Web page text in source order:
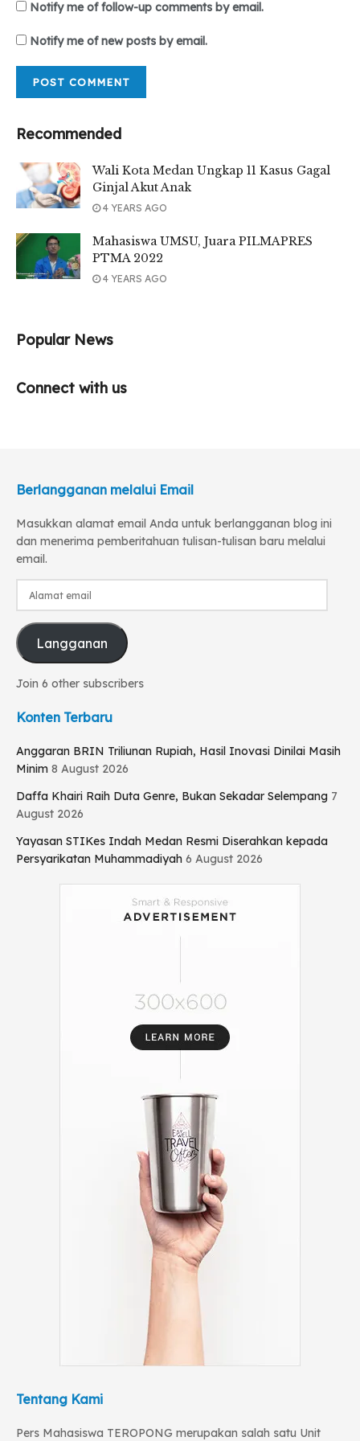
Notify me of follow-up comments by email.
Notify me of new posts by email.
Recommended
Wali Kota Medan Ungkap 11 Kasus Gagal
Ginjal Akut Anak
4 YEARS AGO
Mahasiswa UMSU, Juara PILMAPRES
PTMA 2022
4 YEARS AGO
Popular News
Connect with us
Berlangganan melalui Email
Masukkan alamat email Anda untuk berlangganan blog ini
dan menerima pemberitahuan tulisan-tulisan baru melalui
email.
Langganan
Join 6 other subscribers
Konten Terbaru
Anggaran BRIN Triliunan Rupiah, Hasil Inovasi Dinilai Masih
Minim 8 August 2026
Daffa Khairi Raih Duta Genre, Bukan Sekadar Selempang 7
August 2026
Yayasan STIKes Indah Medan Resmi Diserahkan kepada
Persyarikatan Muhammadiyah 6 August 2026
Tentang Kami
Pers Mahasiswa TEROPONG merupakan salah satu Unit